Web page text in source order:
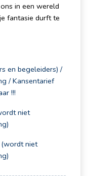
in een wereld
fantasie durft te
en begeleiders) /
/ Kansentarief
!!!
niet
niet